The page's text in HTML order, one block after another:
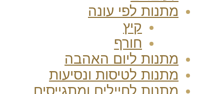
מתנות לפי עונה
קיץ
חורף
מתנות ליום האהבה
מתנות לטיסות ונסיעות
מתנות לחיילים ומתגייסים